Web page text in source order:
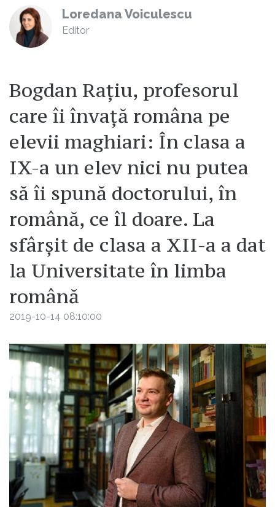
Loredana Voiculescu
Editor
Bogdan Rațiu, profesorul
care îi învață româna pe
elevii maghiari: În clasa a
IX-a un elev nici nu putea
să îi spună doctorului, în
română, ce îl doare. La
sfârșit de clasa a XII-a a dat
la Universitate în limba
română
2019-10-14 08:10:00